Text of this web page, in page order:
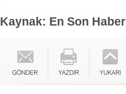
Kaynak: En Son Haber